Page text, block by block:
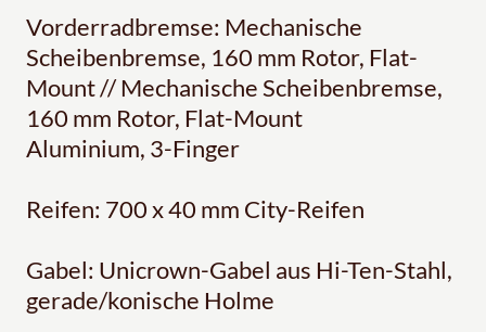
Vorderradbremse: Mechanische
Scheibenbremse, 160 mm Rotor, Flat-
Mount // Mechanische Scheibenbremse,
160 mm Rotor, Flat-Mount
Aluminium, 3-Finger
Reifen: 700 x 40 mm City-Reifen
Gabel: Unicrown-Gabel aus Hi-Ten-Stahl,
gerade/konische Holme